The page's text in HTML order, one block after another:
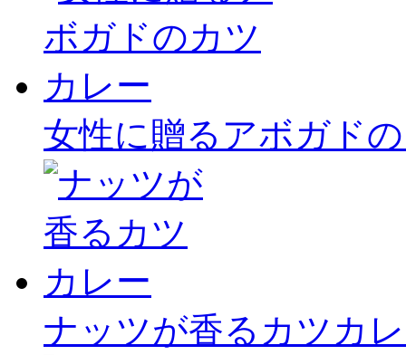
女性に贈るアボガド
ナッツが香るカツカ